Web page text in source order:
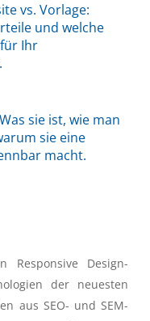
vs. Vorlage:
und welche
Ihr
sie ist, wie man
sie eine
macht.
Design-
der neuesten
aus SEO- und SEM-